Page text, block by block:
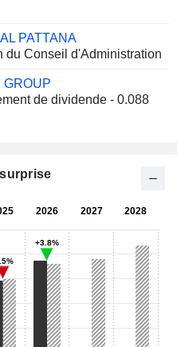
PATTANA
du Conseil d'Administration
GROUP
de dividende - 0.088